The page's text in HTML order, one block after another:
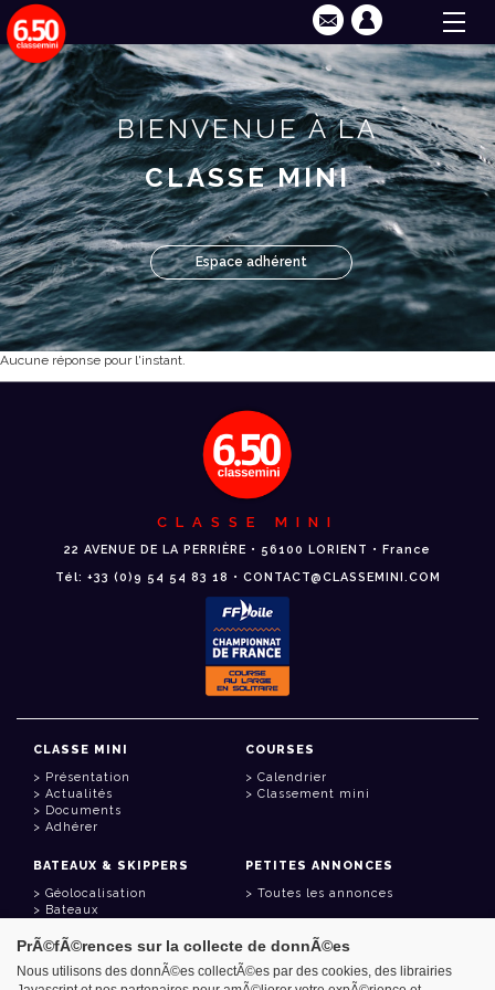
BIENVENUE À LA
CLASSE MINI
Espace adhérent
Aucune réponse pour l'instant.
CLASSE MINI
22 AVENUE DE LA PERRIÈRE • 56100 LORIENT • France
Tél: +33 (0)9 54 54 83 18 • CONTACT@CLASSEMINI.COM
CLASSE MINI
Présentation
Actualités
Documents
Adhérer
COURSES
Calendrier
Classement mini
BATEAUX & SKIPPERS
Géolocalisation
Bateaux
PETITES ANNONCES
Toutes les annonces
LIENS UTILES
PrÃ©fÃ©rences sur la collecte de donnÃ©es
Nous utilisons des donnÃ©es collectÃ©es par des cookies, des librairies